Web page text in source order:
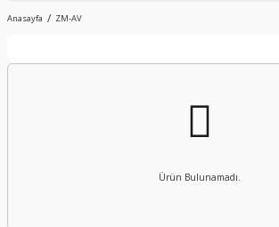
Anasayfa ZM-AV
Ürün Bulunamadı.